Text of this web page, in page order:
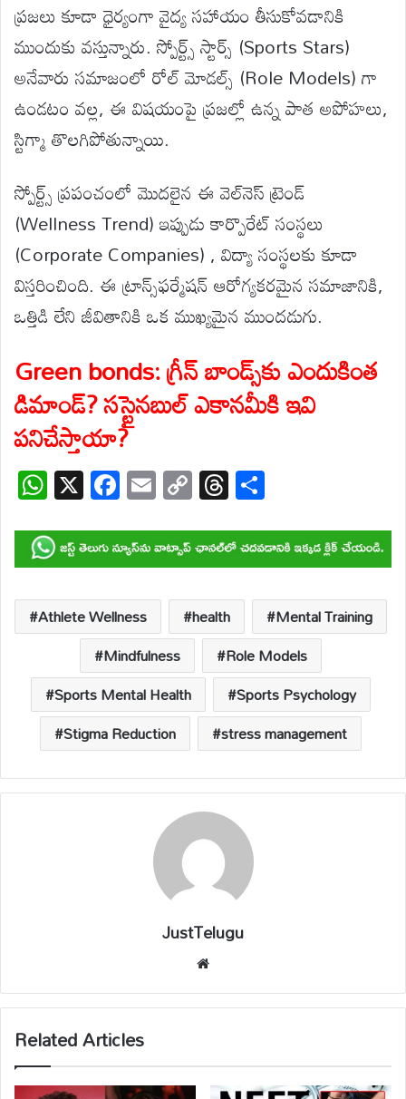
ప్రజలు కూడా ధైర్యంగా వైద్య సహాయం తీసుకోవడానికి
ముందుకు వస్తున్నారు. స్పోర్ట్స్ స్టార్స్ (Sports Stars)
అనేవారు సమాజంలో రోల్ మోడల్స్ (Role Models) గా
ఉండటం వల్ల, ఈ విషయంపై ప్రజల్లో ఉన్న పాత అపోహలు,
స్టిగ్మా తొలగిపోతున్నాయి.
స్పోర్ట్స్ ప్రపంచంలో మొదలైన ఈ వెల్‌నెస్ ట్రెండ్
(Wellness Trend) ఇప్పుడు కార్పొరేట్ సంస్థలు
(Corporate Companies) , విద్యా సంస్థలకు కూడా
విస్తరించింది. ఈ ట్రాన్స్‌ఫర్మేషన్ ఆరోగ్యకరమైన సమాజానికి,
ఒత్తిడి లేని జీవితానికి ఒక ముఖ్యమైన ముందడుగు.
Green bonds: గ్రీన్ బాండ్స్‌కు ఎందుకింత
డిమాండ్? సస్టైనబుల్ ఎకానమీకి ఇవి
పనిచేస్తాయా?
W
h
at
s
A
p
X F
ac
e
b
o
o
k
E
m
ail
C
o
p
y
Li
n
k
T
hr
e
a
d
s
ar
e
Athlete Wellness health
Mental Training
Mindfulness
Role Models
Sports Mental Health
Sports Psychology
Stigma Reduction
stress management
JustTelugu
bsi
te
Related Articles